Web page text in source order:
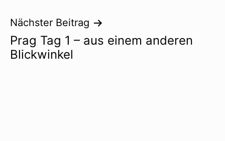
Nächster Beitrag
Prag Tag 1 – aus einem anderen
Blickwinkel